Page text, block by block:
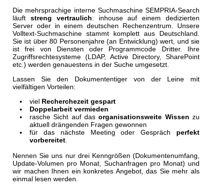
Die mehrsprachige interne Suchmaschine SEMPRIA-Search
läuft streng vertraulich: inhouse auf einem dedizierten
Server oder in einem deutschen Rechenzentrum. Unsere
Volltext-Suchmaschine stammt komplett aus Deutschland.
Sie ist über 80 Personenjahre (an Entwicklung) wert, und sie
ist frei von Diensten oder Programmcode Dritter. Ihre
Zugriffsrechtesysteme (LDAP, Active Directory, SharePoint
etc.) werden genauestens in der Suche umgesetzt.
Lassen Sie den Dokumententiger von der Leine mit
vielfältigen Vorteilen:
viel Recherchezeit gespart
Doppelarbeit vermieden
rasche Sicht auf dasorganisationsweite Wissen zu
aktuell drängenden Fragen gewonnen
für das nächste Meeting oder Gespräch perfekt
vorbereitet
Nennen Sie uns nur drei Kenngrößen (Dokumentenumfang,
Update-Volumen pro Monat, Suchanfragen pro Monat) und
wir machen Ihnen ein konkretes Angebot, das Sie mehr als
einmal lesen werden.